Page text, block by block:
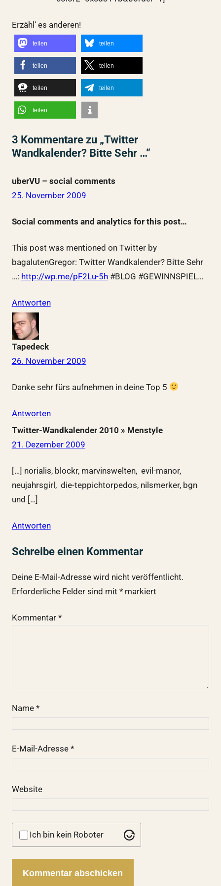
Erzähl‘ es anderen!
teilen teilen
teilen teilen
teilen teilen
teilen
3 Kommentare zu „Twitter
Wandkalender? Bitte Sehr …“
uberVU – social comments
25. November 2009
Social comments and analytics for this post…
This post was mentioned on Twitter by
bagalutenGregor: Twitter Wandkalender? Bitte Sehr
…: http://wp.me/pF2Lu-5h#BLOG #GEWINNSPIEL…
Antworten
Tapedeck
26. November 2009
Danke sehr fürs aufnehmen in deine Top 5
Antworten
Twitter-Wandkalender 2010 » Menstyle
21. Dezember 2009
[…] norialis, blockr, marvinswelten, evil-manor,
neujahrsgirl, die-teppichtorpedos, nilsmerker, bgn
und […]
Antworten
Schreibe einen Kommentar
Deine E-Mail-Adresse wird nicht veröffentlicht.
Erforderliche Felder sind mit *markiert
Kommentar *
Name *
E-Mail-Adresse *
Website
Ich bin kein Roboter